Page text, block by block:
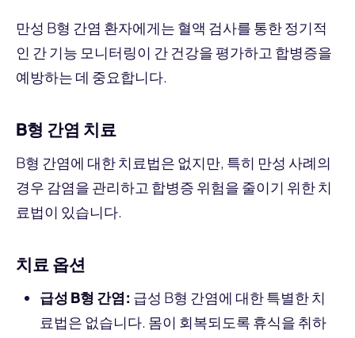
만성 B형 간염 환자에게는 혈액 검사를 통한 정기적
인 간 기능 모니터링이 간 건강을 평가하고 합병증을
예방하는 데 중요합니다.
B형 간염 치료
B형 간염에 대한 치료법은 없지만, 특히 만성 사례의
경우 감염을 관리하고 합병증 위험을 줄이기 위한 치
료법이 있습니다.
치료 옵션
급성 B형 간염: 급성 B형 간염에 대한 특별한 치
료법은 없습니다. 몸이 회복되도록 휴식을 취하